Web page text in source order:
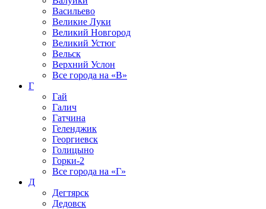
Васильево
Великие Луки
Великий Новгород
Великий Устюг
Вельск
Верхний Услон
Все города на «В»
Г
Гай
Галич
Гатчина
Геленджик
Георгиевск
Голицыно
Горки-2
Все города на «Г»
Д
Дегтярск
Дедовск